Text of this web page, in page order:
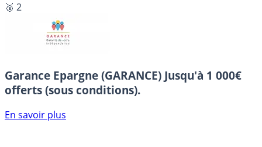
🥈 2
Garance Epargne (GARANCE) Jusqu'à 1 000€
offerts (sous conditions).
En savoir plus